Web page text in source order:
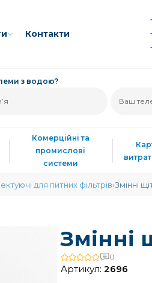
Контакти
з водою?
Комерційні та
промислові
системи
для питних фільтрів Змінні
Змінні
0
Артикул: 2696